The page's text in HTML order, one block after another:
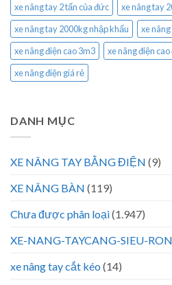
xe nâng tay 2 tấn của đức
xe nâng tay
xe nâng tay 2000kg nhập khẩu
xe
xe nâng điện cao 3m3
xe nâng điện
xe nâng điện giá rẻ
DANH MỤC
XE NÂNG TAY BẰNG ĐIỆN (9)
XE NÂNG BÀN (119)
Chưa được phân loại(1.947)
XE-NANG-TAYCANG-SIEU-
xe nâng tay cắt kéo (14)